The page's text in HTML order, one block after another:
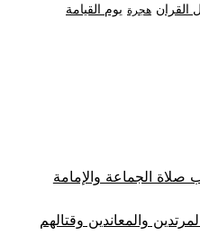
القران هجرة يوم القيامة
صلاة الجماعة والإمامة
والمعاندين وقتالهم